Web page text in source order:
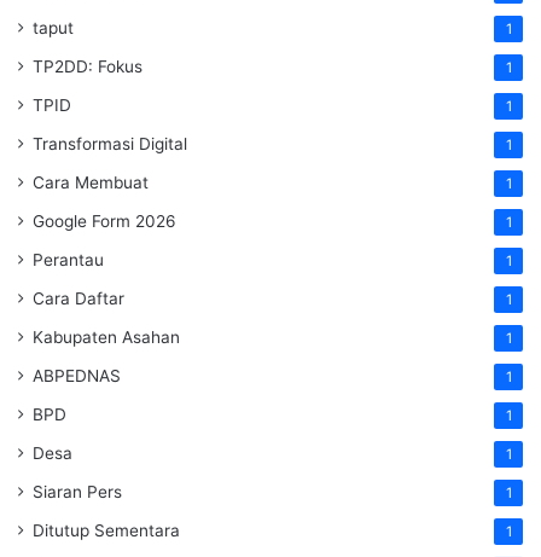
taput 1
TP2DD: Fokus 1
TPID 1
Transformasi Digital 1
Cara Membuat 1
Google Form 2026 1
Perantau 1
Cara Daftar 1
Kabupaten Asahan 1
ABPEDNAS 1
BPD 1
Desa 1
Siaran Pers 1
Ditutup Sementara 1